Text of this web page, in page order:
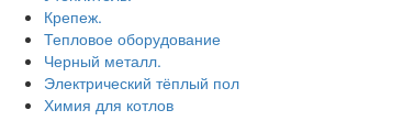
Крепеж.
Тепловое оборудование
Черный металл.
Электрический тёплый пол
Химия для котлов